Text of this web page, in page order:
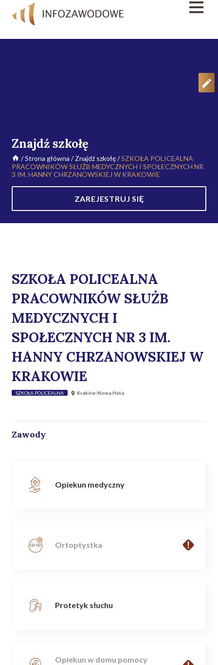
Znajdź szkołę
/Strona główna /Znajdź szkołę/SZKOŁA POLICEALNA
PRACOWNIKÓW SŁUŻB MEDYCZNYCH I SPOŁECZNYCH NR
3 IM. HANNY CHRZANOWSKIEJ W KRAKOWIE
ZAREJESTRUJ SIĘ
SZKOŁA POLICEALNA
PRACOWNIKÓW SŁUŻB
MEDYCZNYCH I
SPOŁECZNYCH NR 3 IM.
HANNY CHRZANOWSKIEJ W
KRAKOWIE
SZKOŁA POLICEALNA Kraków-Nowa Huta
Zawody
Opiekun medyczny
Ortoptystka
Protetyk słuchu
Opiekun w domu pomocy